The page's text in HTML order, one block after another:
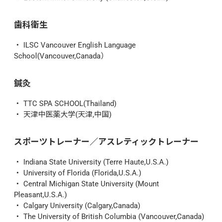
歯科衛生
ILSC Vancouver English Language
School(Vancouver,Canada）
鍼灸
TTC SPA SCHOOL(Thailand)
天津中医薬大学(天津,中国)
スポーツトレーナー／アスレティックトレーナー
Indiana State University (Terre Haute,U.S.A.)
University of Florida (Florida,U.S.A.)
Central Michigan State University (Mount
Pleasant,U.S.A.)
Calgary University (Calgary,Canada)
The University of British Columbia (Vancouver,Canada)